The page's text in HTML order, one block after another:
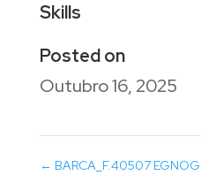
Skills
Posted on
Outubro 16, 2025
← BARCA_F.40507